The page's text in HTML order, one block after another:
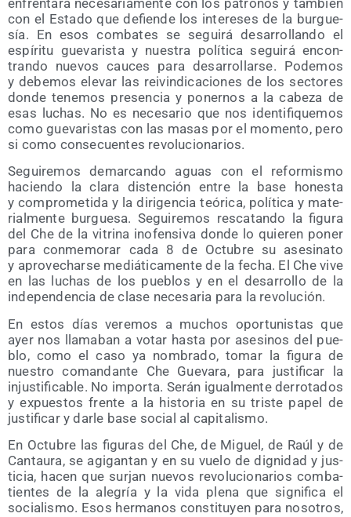
enfren­ta­rá nece­sa­ria­men­te con los patro­nos y tam­bién
con el Esta­do que defien­de los intere­ses de la bur­gue­
sía. En esos com­ba­tes se segui­rá desa­rro­llan­do el
espí­ri­tu gue­va­ris­ta y nues­tra polí­ti­ca segui­rá encon­
tran­do nue­vos cau­ces para desa­rro­llar­se. Pode­mos
y debe­mos ele­var las rei­vin­di­ca­cio­nes de los sec­to­res
don­de tene­mos pre­sen­cia y poner­nos a la cabe­za de
esas luchas. No es nece­sa­rio que nos iden­ti­fi­que­mos
como gue­va­ris­tas con las masas por el momen­to, pero
si como con­se­cuen­tes revolucionarios.
Segui­re­mos demar­can­do aguas con el refor­mis­mo
hacien­do la cla­ra dis­ten­ción entre la base hones­ta
y com­pro­me­ti­da y la diri­gen­cia teó­ri­ca, polí­ti­ca y mate­
rial­men­te bur­gue­sa. Segui­re­mos res­ca­tan­do la figu­ra
del Che de la vitri­na ino­fen­si­va don­de lo quie­ren poner
para con­me­mo­rar cada 8 de Octu­bre su ase­si­na­to
y apro­ve­char­se mediá­ti­ca­men­te de la fecha. El Che vive
en las luchas de los pue­blos y en el desa­rro­llo de la
inde­pen­den­cia de cla­se nece­sa­ria para la revolución.
En estos días vere­mos a muchos opor­tu­nis­tas que
ayer nos lla­ma­ban a votar has­ta por ase­si­nos del pue­
blo, como el caso ya nom­bra­do, tomar la figu­ra de
nues­tro coman­dan­te Che Gue­va­ra, para jus­ti­fi­car la
injus­ti­fi­ca­ble. No impor­ta. Serán igual­men­te derro­ta­dos
y expues­tos fren­te a la his­to­ria en su tris­te papel de
jus­ti­fi­car y dar­le base social al capitalismo.
En Octu­bre las figu­ras del Che, de Miguel, de Raúl y de
Can­tau­ra, se agi­gan­tan y en su vue­lo de dig­ni­dad y jus­
ti­cia, hacen que sur­jan nue­vos revo­lu­cio­na­rios com­ba­
tien­tes de la ale­gría y la vida ple­na que sig­ni­fi­ca el
socia­lis­mo. Esos her­ma­nos cons­ti­tu­yen para noso­tros,